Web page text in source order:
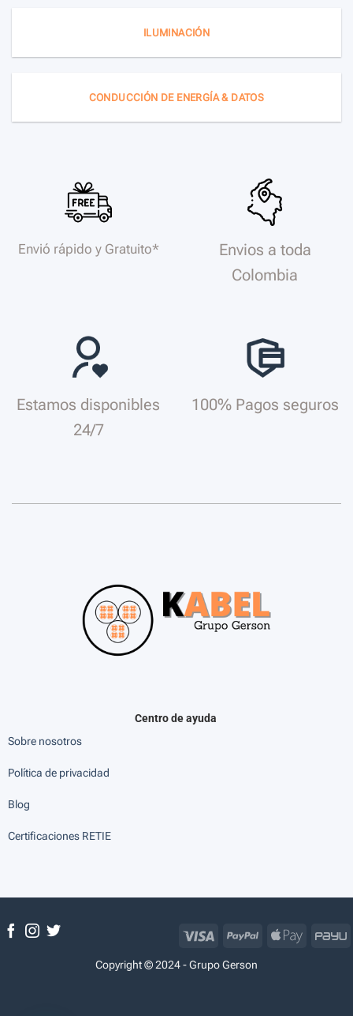
ILUMINACIÓN
CONDUCCIÓN DE ENERGÍA & DATOS
Envió rápido y Gratuito*
Envios a toda
Colombia
Estamos disponibles
24/7
100% Pagos seguros
Centro de ayuda
Sobre nosotros
Política de privacidad
Blog
Certificaciones RETIE
Copyright © 2024 - Grupo Gerson
Visa PayPal
Apple